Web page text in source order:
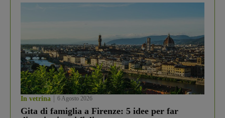
In vetrina 6 Agosto 2026
Gita di famiglia a Firenze: 5 idee per far